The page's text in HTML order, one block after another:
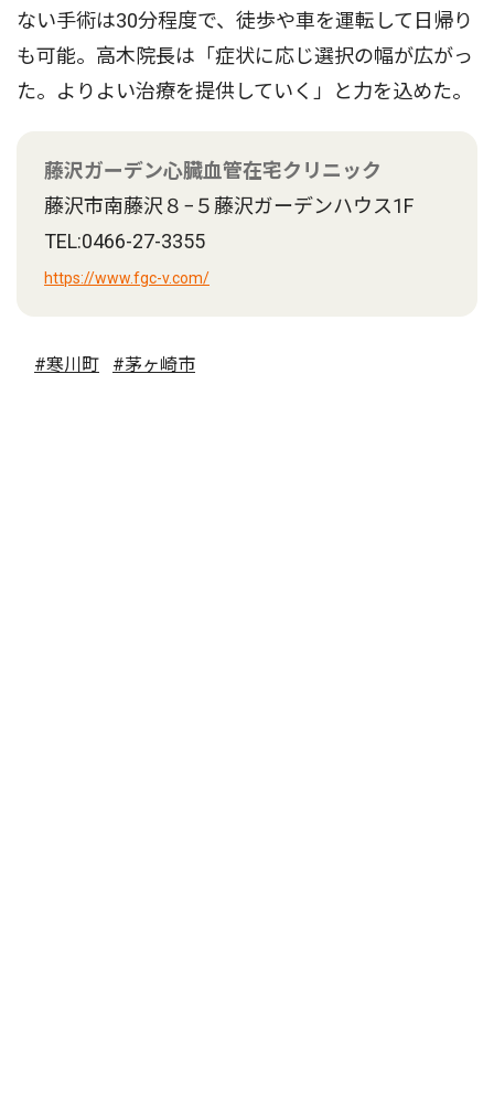
ない手術は30分程度で、徒歩や車を運転して日帰り
も可能。高木院長は「症状に応じ選択の幅が広がっ
た。よりよい治療を提供していく」と力を込めた。
藤沢ガーデン心臓血管在宅クリニック
藤沢市南藤沢８−５藤沢ガーデンハウス1F
TEL:0466-27-3355
https://www.fgc-v.com/
#寒川町 #茅ヶ崎市